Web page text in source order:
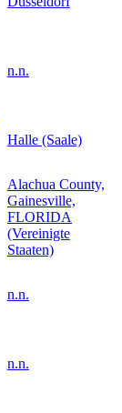
n.n.
Halle (Saale)
Alachua County,
Gainesville,
FLORIDA
(Vereinigte
Staaten)
n.n.
n.n.